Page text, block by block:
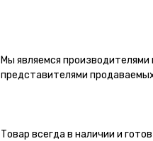
Мы являемся производителями
представителями
Товар всегда в наличии и